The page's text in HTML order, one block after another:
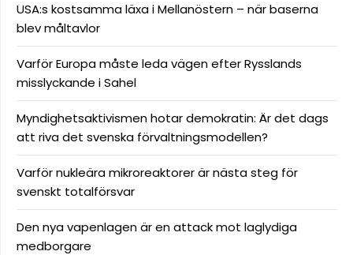
USA:s kostsamma läxa i Mellanöstern – när baserna
blev måltavlor
Varför Europa måste leda vägen efter Rysslands
misslyckande i Sahel
Myndighetsaktivismen hotar demokratin: Är det dags
att riva det svenska förvaltningsmodellen?
Varför nukleära mikroreaktorer är nästa steg för
svenskt totalförsvar
Den nya vapenlagen är en attack mot laglydiga
medborgare